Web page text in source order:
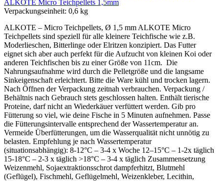
ALKOTE Micro Teichpellets 1,5mm
Verpackungseinheit: 0,6 kg
ALKOTE – Micro Teichpellets, Ø 1,5 mm ALKOTE Micro
Teichpellets sind speziell für alle kleinere Teichfische wie z.B.
Moderlieschen, Bitterlinge oder Elritzen konzipiert. Das Futter
eignet sich aber auch perfekt für die Aufzucht von kleinen Koi oder
anderen Teichfischen bis zu einer Größe von 11cm. Die
Nahrungsaufnahme wird durch die Pelletgröße und die langsame
Sinkeigenschaft erleichtert. Bitte die Ware kühl und trocken lagern.
Nach Öffnen der Verpackung zeitnah verbrauchen. Verpackung /
Behältnis nach Gebrauch stets geschlossen halten. Enthält tierische
Proteine, darf nicht an Wiederkäuer verfüttert werden. Gib pro
Fütterung so viel, wie deine Fische in 5 Minuten aufnehmen. Passe
die Fütterungsintervalle entsprechend der Wassertemperatur an.
Vermeide Überfütterungen, um die Wasserqualität nicht unnötig zu
belasten. Empfehlung je nach Wassertemperatur
(situationsabhängig): 8-12°C – 3-4 x Woche 12–15°C – 1-2x täglich
15-18°C – 2-3 x täglich >18°C – 3-4 x täglich Zusammensetzung
Weizenmehl, Sojaextraktionsschrot dampferhitzt, Blutmehl
(Geflügel), Fischmehl, Geflügelmehl, Weizenkleber, Lecithin,